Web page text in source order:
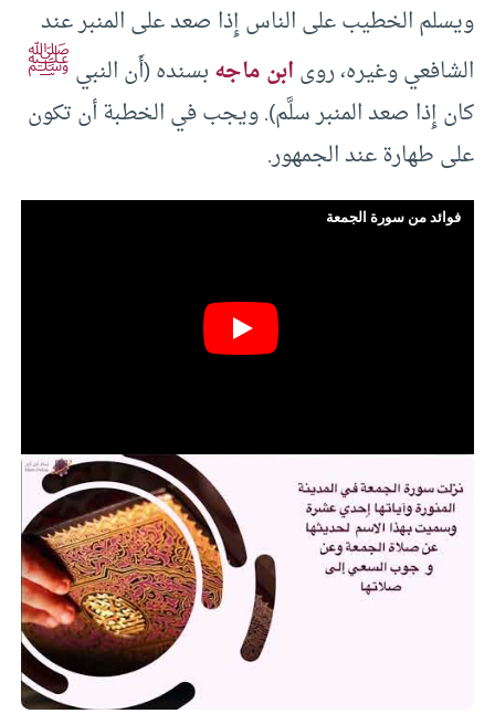
ويسلم الخطيب على الناس إِذا صعد على المنبر عند
الشافعي وغيره، روىابن ماجهبسنده (أَن النبيﷺ
كان إِذا صعد المنبر سلَّم). ويجب في الخطبة أن تكون
على طهارة عند الجمهور.
فوائد من سورة الجمعة
[2] محمد سيد طنطاوي، التفسير الوسيط للقرآن